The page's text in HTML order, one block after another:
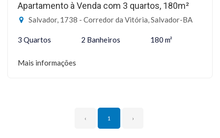
Apartamento à Venda com 3 quartos, 180m²
Salvador, 1738 - Corredor da Vitória, Salvador-BA
3 Quartos 2 Banheiros 180 m²
Mais informações
‹ 1 ›